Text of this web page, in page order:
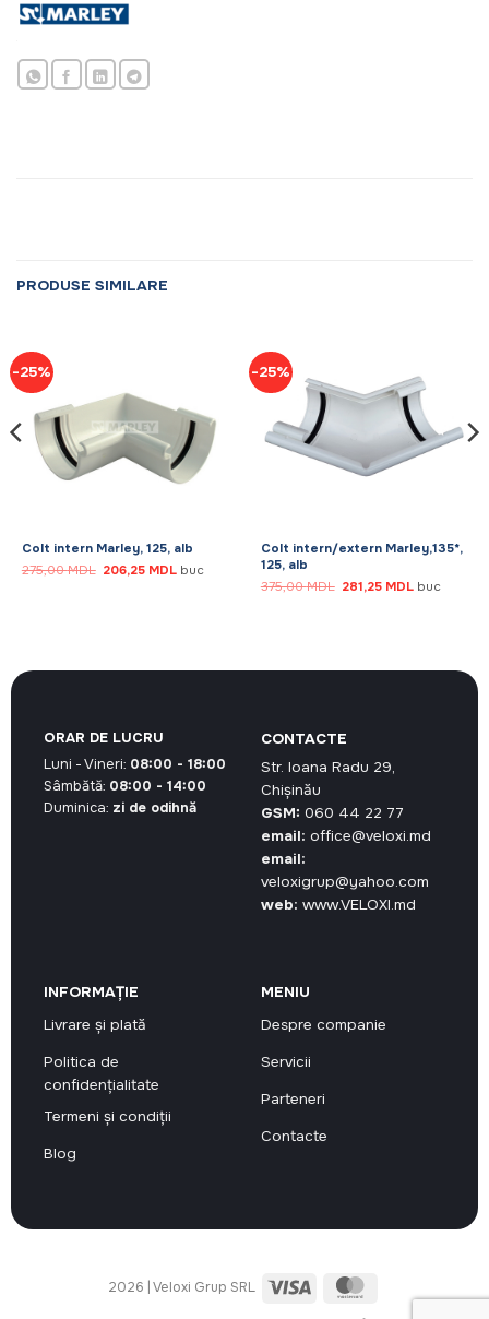
PRODUSE SIMILARE
-25%
Colt intern Marley, 125, alb
275,00MDL Prețul
inițial
206,25 MDLPrețul
buc
-25%
Colt intern/extern Marley,135*,
125, alb
375,00MDL Prețul
inițial
281,25 MDLPrețul
buc
CONTACTE
Str. Ioana Radu 29,
Chișinău
GSM: 060 44 22 77
email: office@veloxi.md
email:
veloxigrup@yahoo.com
web: www.VELOXI.md
INFORMAȚIE
Livrare și plată
Politica de
confidențialitate
Termeni și condiții
Blog
MENIU
Despre companie
Servicii
Parteneri
Contacte
ORAR DE LUCRU
Luni - Vineri: 08:00 - 18:00
Sâmbătă: 08:00 - 14:00
Duminica: zi de odihnă
2026 | Veloxi Grup SRL Visa